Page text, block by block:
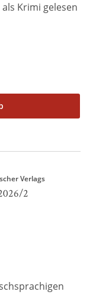
Krimi gelesen
Verlags
2